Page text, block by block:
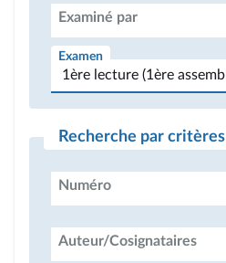
Examiné par
Examen
Recherche par critères
Numéro
Auteur/Cosignataires